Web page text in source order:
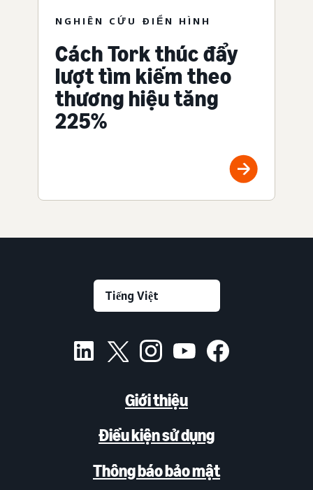
NGHIÊN CỨU ĐIỂN HÌNH
Cách Tork thúc đẩy
lượt tìm kiếm theo
thương hiệu tăng
225%
Giới thiệu
Điều kiện sử dụng
Thông báo bảo mật